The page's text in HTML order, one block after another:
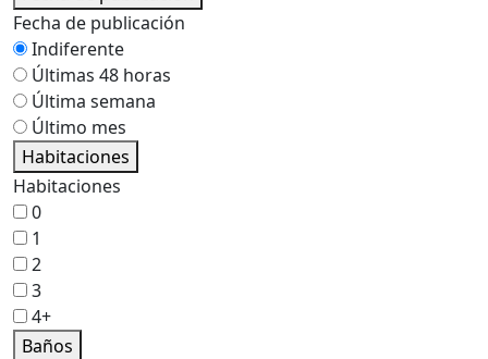
Fecha de publicación
Indiferente
Últimas 48 horas
Última semana
Último mes
Habitaciones
Habitaciones
0
1
2
3
4+
Baños